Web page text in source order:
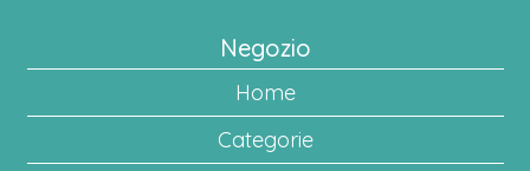
Negozio
Home
Categorie